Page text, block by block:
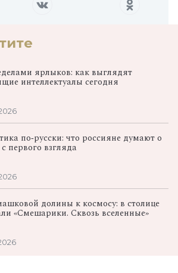
ярлыков: как выглядят
интеллектуалы сегодня
по‑русски: что россияне думают о
первого взгляда
долины к космосу: в столице
«Смешарики. Сквозь вселенные»